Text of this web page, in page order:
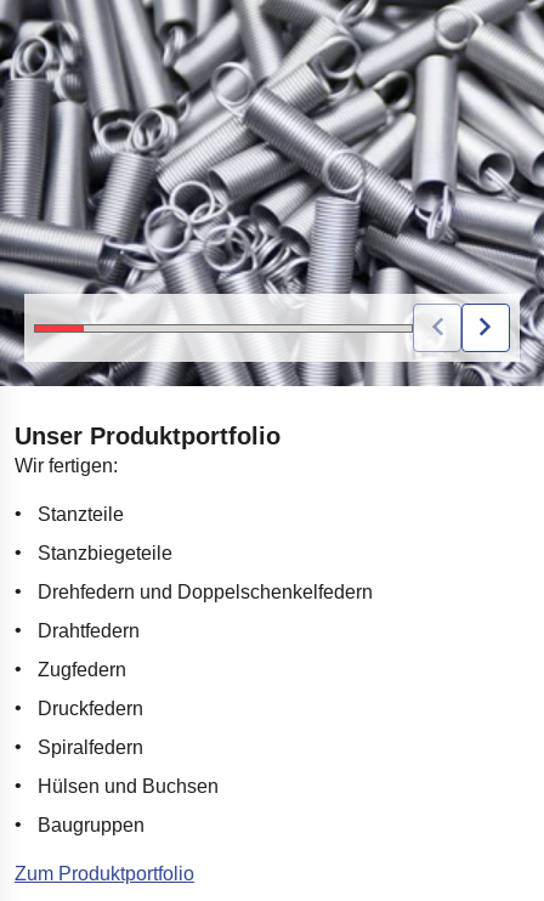
LOSE ZUGFEDERN FÜR INDUSTRIELLE FERTIGUNGSANWENDUNGEN.
Unser Produktportfolio
Wir fertigen:
Stanzteile
Stanzbiegeteile
Drehfedern und Doppelschenkelfedern
Drahtfedern
Zugfedern
Druckfedern
Spiralfedern
Hülsen und Buchsen
Baugruppen
Zum Produktportfolio